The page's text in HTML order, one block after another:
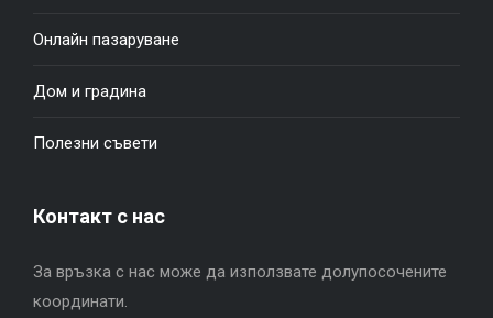
Онлайн пазаруване
Дом и градина
Полезни съвети
Контакт с нас
За връзка с нас може да използвате долупосочените
координати.